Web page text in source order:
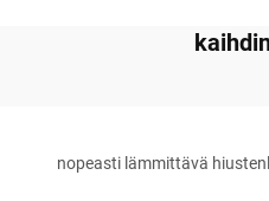
nopeasti lämmittävä